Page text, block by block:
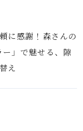
に感謝！森さんの
」で魅せる、隙
え